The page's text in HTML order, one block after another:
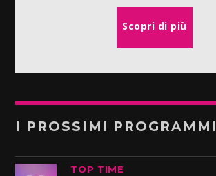
Scopri di più
I PROSSIMI PROGRAMMI
TOP TIME